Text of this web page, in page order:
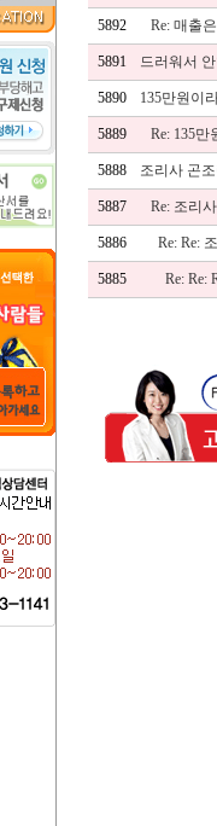
5892 Re: 매출
5891 드러워서
5890 135만원이
5889 Re: 135만
5888 조리사 곤
5887 Re: 조리
5886 Re: Re:
5885 Re: Re: